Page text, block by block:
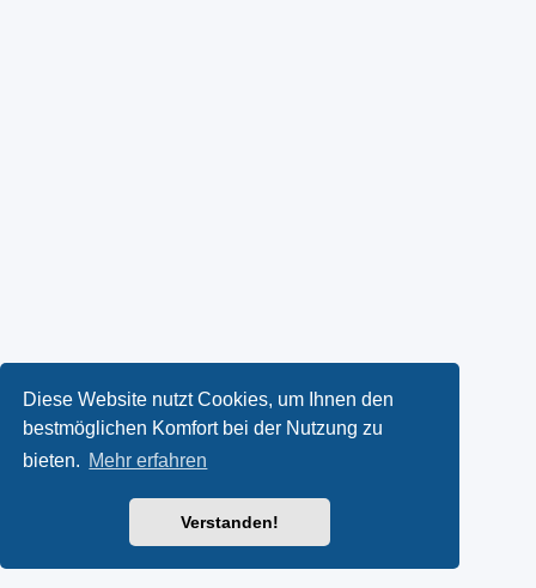
Diese Website nutzt Cookies, um Ihnen den
bestmöglichen Komfort bei der Nutzung zu
bieten. Mehr erfahren
Verstanden!